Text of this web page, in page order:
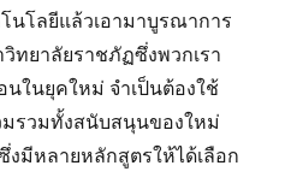
นโลยีแล้วเอามาบูรณาการ
ทยาลัยราชภัฏซึ่งพวกเรา
นในยุคใหม่ จำเป็นต้องใช้
มรวมทั้งสนับสนุนของใหม่
มีหลายหลักสูตรให้ได้เลือก